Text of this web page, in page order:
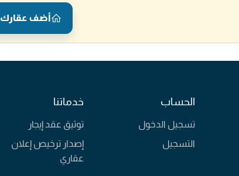
أضف عقارك
الحساب
تسجيل الدخول
التسجيل
خدماتنا
توثيق عقد إيجار
إصدار ترخيص إعلان
عقاري